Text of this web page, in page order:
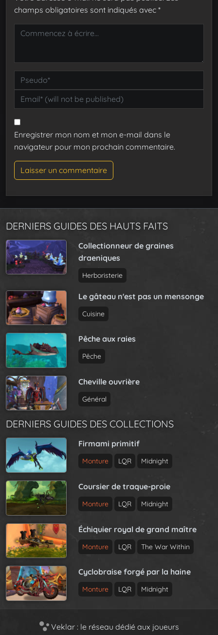
champs obligatoires sont indiqués avec *
Enregistrer mon nom et mon e-mail dans le
navigateur pour mon prochain commentaire.
DERNIERS GUIDES DES HAUTS FAITS
Collectionneur de graines
draeniques
Herboristerie
Le gâteau n'est pas un mensonge
Cuisine
Pêche aux raies
Pêche
Cheville ouvrière
Général
DERNIERS GUIDES DES COLLECTIONS
Firmami primitif
Monture LQR Midnight
Coursier de traque-proie
Monture LQR Midnight
Échiquier royal de grand maître
Monture LQR The War Within
Cyclobraise forgé par la haine
Monture LQR Midnight
Veklar : le réseau dédié aux joueurs